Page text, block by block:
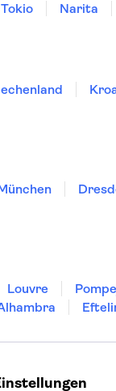
Tokio Narita
Louvre